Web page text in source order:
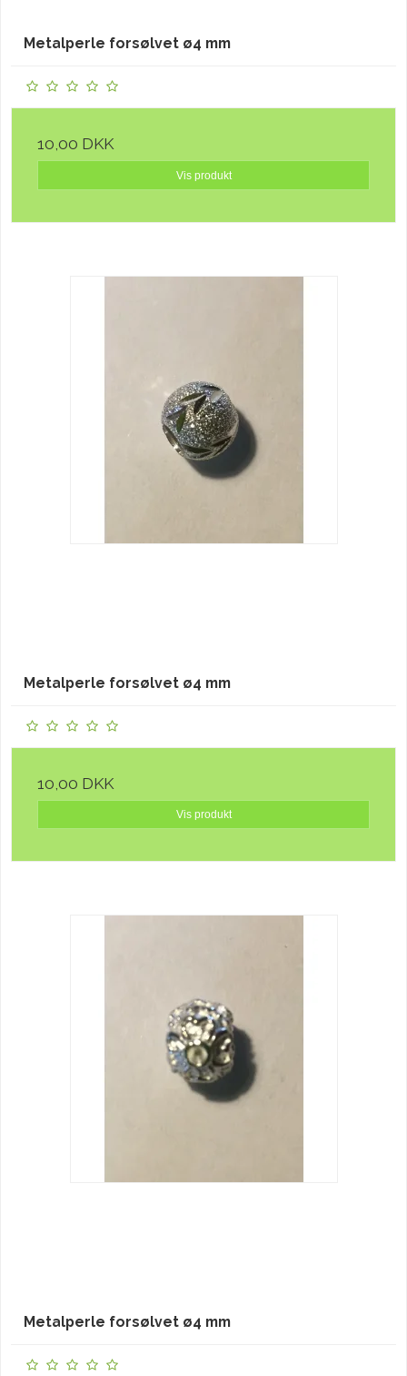
Metalperle forsølvet ø4 mm
10,00 DKK
Vis produkt
Metalperle forsølvet ø4 mm
10,00 DKK
Vis produkt
Metalperle forsølvet ø4 mm